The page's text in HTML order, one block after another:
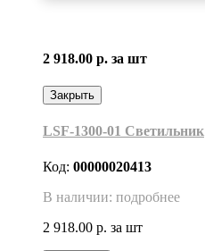
2 918.00 р. за шт
Закрыть
LSF-1300-01 Светильник
Код: 00000020413
В наличии: подробнее
2 918.00 р. за шт